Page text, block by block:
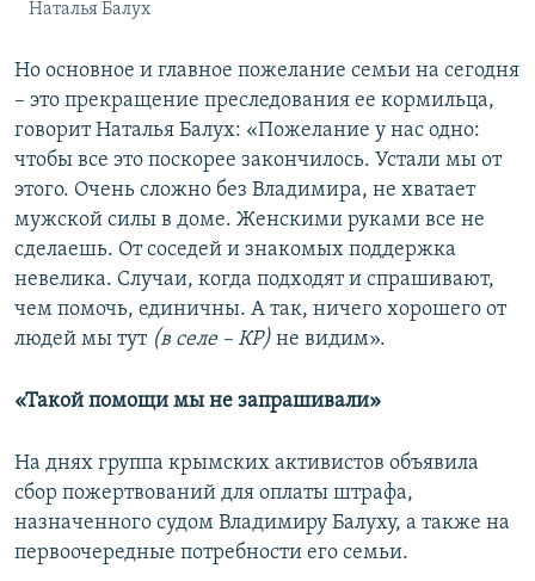
Наталья Балух
Но основное и главное пожелание семьи на сегодня
– это прекращение преследования ее кормильца,
говорит Наталья Балух: «Пожелание у нас одно:
чтобы все это поскорее закончилось. Устали мы от
этого. Очень сложно без Владимира, не хватает
мужской силы в доме. Женскими руками все не
сделаешь. От соседей и знакомых поддержка
невелика. Случаи, когда подходят и спрашивают,
чем помочь, единичны. А так, ничего хорошего от
людей мы тут (в селе – КР) не видим».
«Такой помощи мы не запрашивали»
На днях группа крымских активистов объявила
сбор пожертвований для оплаты штрафа,
назначенного судом Владимиру Балуху, а также на
первоочередные потребности его семьи.